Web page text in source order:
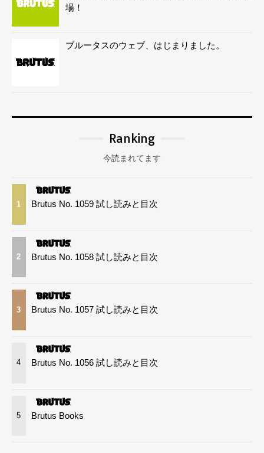
場！
ブルータスのウェブ、はじまりました。
Ranking
今読まれてます
1 Brutus No. 1059 試し読みと目次
2 Brutus No. 1058 試し読みと目次
3 Brutus No. 1057 試し読みと目次
4 Brutus No. 1056 試し読みと目次
5 Brutus Books